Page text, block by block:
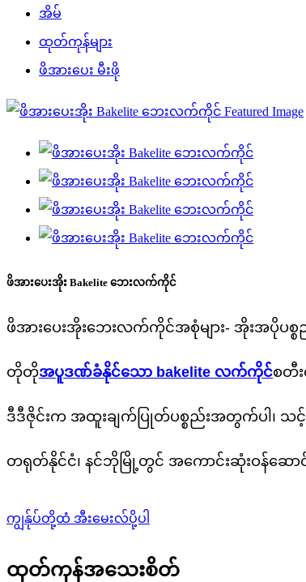
အိမ်
ထုတ်ကုန်များ
ဖိအားပေး မီးဖို
ဖိအားပေးအိုး Bakelite ဘေးလက်ကိုင်
ဖိအားပေးအိုးဘေးလက်ကိုင်အစုံများ- အိုးအပိုပစ္စည်
တိုတိုအပူဒဏ်ခံနိုင်သော bakelite လက်ကိုင်စတီ
ဒီဒီဇိုင်းက အထူးချက်ပြုတ်ပစ္စည်းအတွက်ပါ၊
တရုတ်နိုင်ငံ၊ နင်ဘိုမြို့တွင် အကောင်းဆုံးဝန်ဆော
ကျွန်ုပ်တို့ထံ အီးမေးလ်ပို့ပါ
ထုတ်ကုန်အသေးစိတ်